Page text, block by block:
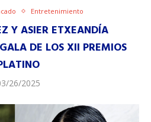
Entretenimiento
Y ASIER ETXEANDÍA
DE LOS XII PREMIOS
26/2025